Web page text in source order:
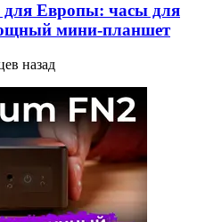
для Европы: часы для
мини-планшет
назад